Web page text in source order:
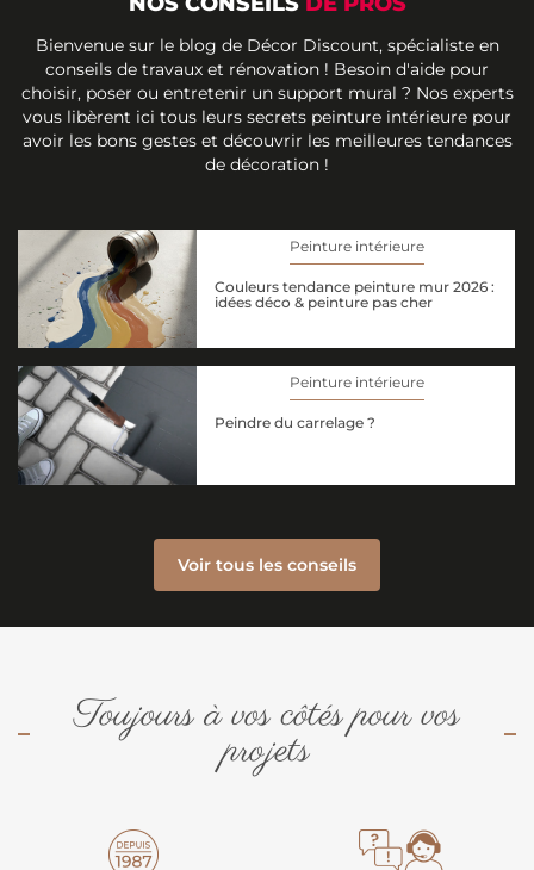
Bienvenue sur le blog de Décor Discount, spécialiste en
conseils de travaux et rénovation ! Besoin d'aide pour
choisir, poser ou entretenir un support mural ? Nos experts
vous libèrent ici tous leurs secrets peinture intérieure pour
avoir les bons gestes et découvrir les meilleures tendances
de décoration !
Peinture intérieure
Couleurs tendance peinture mur 2026 :
idées déco & peinture pas cher
Peinture intérieure
Peindre du carrelage ?
Voir tous les conseils
Toujours à vos côtés pour vos
projets